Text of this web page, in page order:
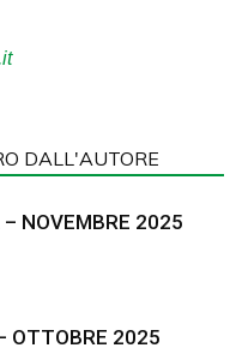
DALL'AUTORE
NOVEMBRE 2025
OTTOBRE 2025